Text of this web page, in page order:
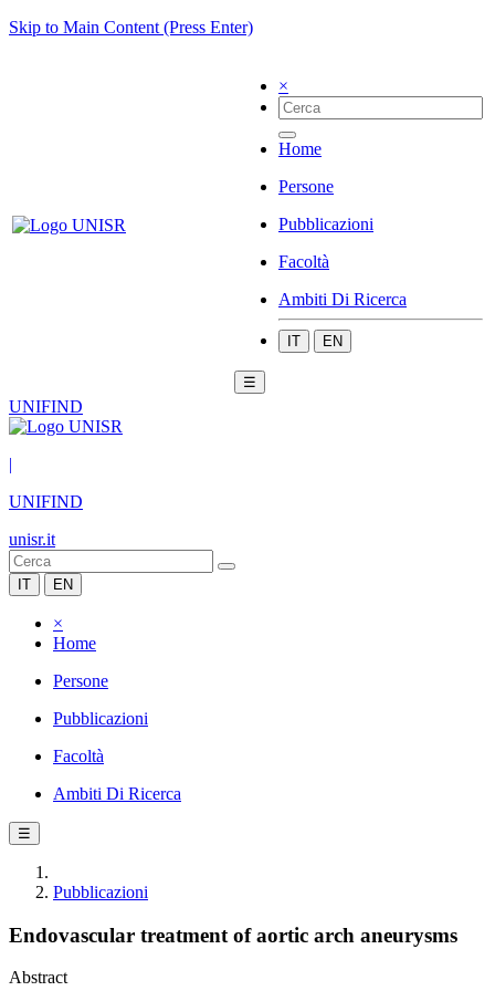
Skip to Main Content (Press Enter)
×
Home
Persone
Pubblicazioni
Facoltà
Ambiti Di Ricerca
IT EN
☰
UNIFIND
|
UNIFIND
unisr.it
IT EN
×
Home
Persone
Pubblicazioni
Facoltà
Ambiti Di Ricerca
☰
Pubblicazioni
Endovascular treatment of aortic arch aneurysms
Abstract